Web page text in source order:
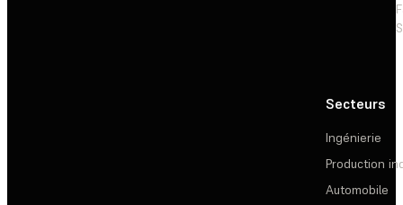
Secteurs
Ingénierie
Production
Automobile